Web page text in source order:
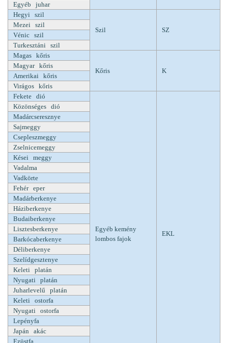
Egyéb juhar
Hegyi szil
Szil
SZ
Mezei szil
Vénic szil
Turkesztáni szil
Magas kőris
Kőris
K
Magyar kőris
Amerikai kőris
Virágos kőris
Fekete dió
Egyéb kemény
lombos fajok
EKL
Közönséges dió
Madárcseresznye
Sajmeggy
Csepleszmeggy
Zselnicemeggy
Kései meggy
Vadalma
Vadkörte
Fehér eper
Madárberkenye
Háziberkenye
Budaiberkenye
Lisztesberkenye
Barkócaberkenye
Déliberkenye
Szelídgesztenye
Keleti platán
Nyugati platán
Juharlevelű platán
Keleti ostorfa
Nyugati ostorfa
Lepényfa
Japán akác
Ezüstfa